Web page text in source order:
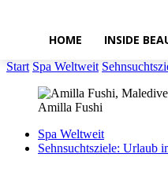
HOME INSIDE
Start Spa Weltweit
Amilla Fushi
Spa Weltweit
Sehnsuchtsziele: Urlaub